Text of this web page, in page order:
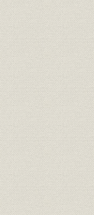
死亡率
死亡率
死亡率
死亡率
死亡率
死亡率
死亡率
死亡率
死亡率